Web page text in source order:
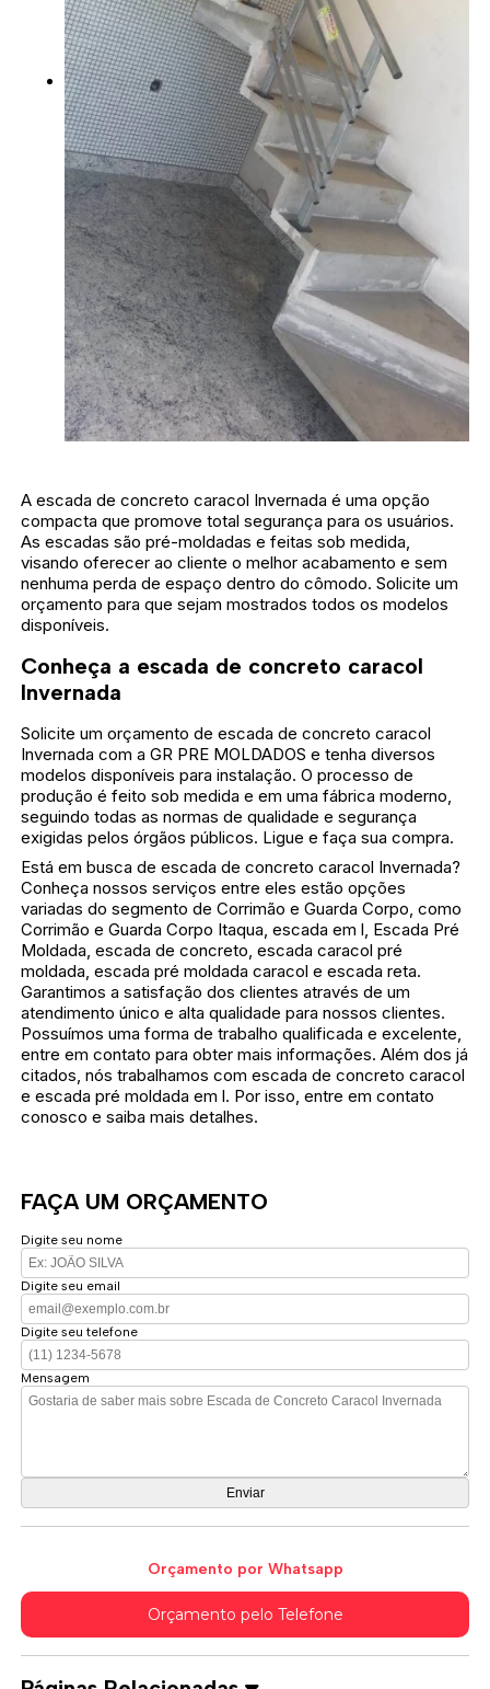
A escada de concreto caracol Invernada é uma opção
compacta que promove total segurança para os usuários.
As escadas são pré-moldadas e feitas sob medida,
visando oferecer ao cliente o melhor acabamento e sem
nenhuma perda de espaço dentro do cômodo. Solicite um
orçamento para que sejam mostrados todos os modelos
disponíveis.
Conheça a escada de concreto caracol
Invernada
Solicite um orçamento de escada de concreto caracol
Invernada com a GR PRE MOLDADOS e tenha diversos
modelos disponíveis para instalação. O processo de
produção é feito sob medida e em uma fábrica moderno,
seguindo todas as normas de qualidade e segurança
exigidas pelos órgãos públicos. Ligue e faça sua compra.
Está em busca de escada de concreto caracol Invernada?
Conheça nossos serviços entre eles estão opções
variadas do segmento de Corrimão e Guarda Corpo, como
Corrimão e Guarda Corpo Itaqua, escada em l, Escada Pré
Moldada, escada de concreto, escada caracol pré
moldada, escada pré moldada caracol e escada reta.
Garantimos a satisfação dos clientes através de um
atendimento único e alta qualidade para nossos clientes.
Possuímos uma forma de trabalho qualificada e excelente,
entre em contato para obter mais informações. Além dos já
citados, nós trabalhamos com escada de concreto caracol
e escada pré moldada em l. Por isso, entre em contato
conosco e saiba mais detalhes.
FAÇA UM ORÇAMENTO
Digite seu nome
Digite seu email
Digite seu telefone
Mensagem
Orçamento por Whatsapp
Orçamento pelo Telefone